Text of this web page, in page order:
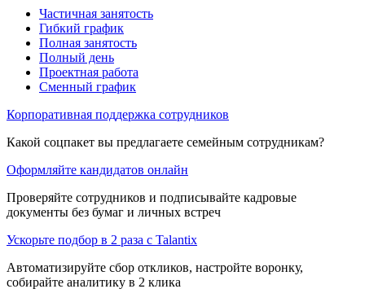
Частичная занятость
Гибкий график
Полная занятость
Полный день
Проектная работа
Сменный график
Корпоративная поддержка сотрудников
Какой соцпакет вы предлагаете семейным сотрудникам?
Оформляйте кандидатов онлайн
Проверяйте сотрудников и подписывайте кадровые
документы без бумаг и личных встреч
Ускорьте подбор в 2 раза с Talantix
Автоматизируйте сбор откликов, настройте воронку,
собирайте аналитику в 2 клика